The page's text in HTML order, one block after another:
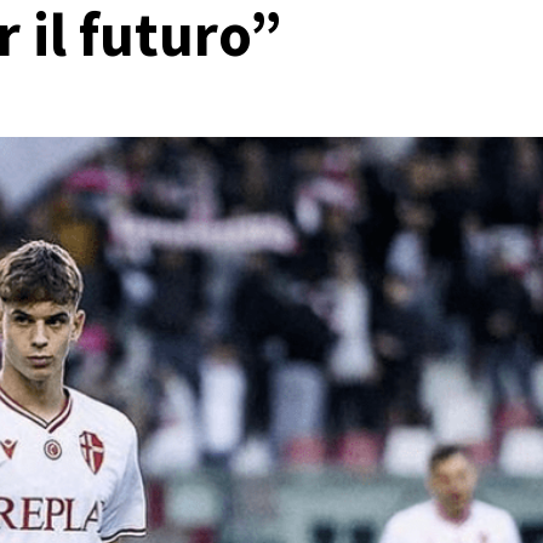
il futuro”